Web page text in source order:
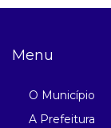
Menu
O Município
A Prefeitura